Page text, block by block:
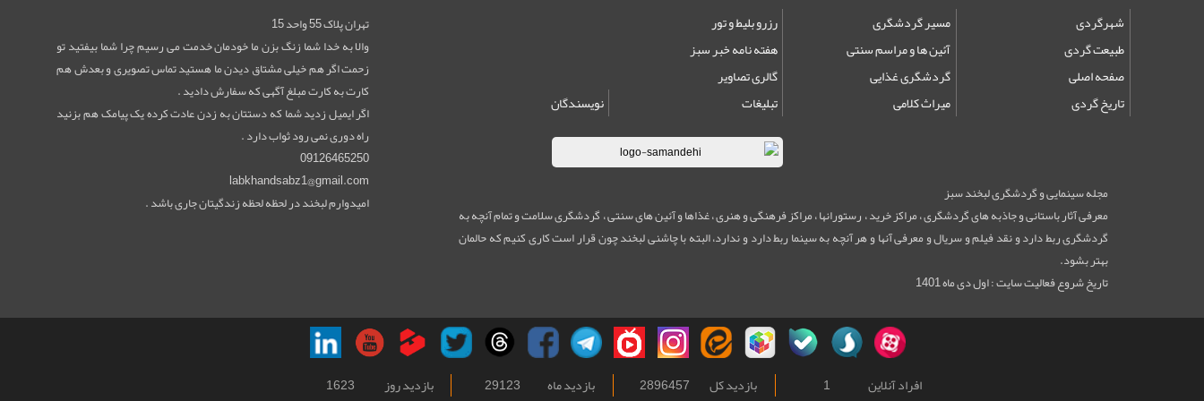
شهرگردی
طبیعت گردی
صفحه اصلی
تاریخ گردی
مسیر گردشگری
آئین ها و مراسم سنتی
گردشگری غذایی
میراث کلامی
رزرو بلیط و تور
هفته نامه خبر سبز
گالری تصاویر
تبلیغات
نویسندگان
مجله سینمایی و گردشگری لبخند سبز
معرفی آثار باستانی و جاذبه های گردشگری ، مراکز خرید ، رستورانها ، مراکز فرهنگی و هنری ، غذاها و آئین های سنتی ، گردشگری سلامت و تمام آنچه به
گردشگری ربط دارد و نقد فیلم و سریال و معرفی آنها و هر آنچه به سینما ربط دارد و ندارد، البته با چاشنی لبخند چون قرار است کاری کنیم که حالمان
بهتر بشود.
تاریخ شروع فعالیت سایت : اول دی ماه 1401
تهران پلاک 55 واحد 15
والا به خدا شما زنگ بزن ما خودمان خدمت می رسیم چرا شما بیفتید تو
زحمت اگر هم خیلی مشتاق دیدن ما هستید تماس تصویری و بعدش هم
کارت به کارت مبلغ آگهی که سفارش دادید .
اگر ایمیل زدید شما که دستتان به زدن عادت کرده یک پیامک هم بزنید
راه دوری نمی رود ثواب دارد .
09126465250
labkhandsabz1@gmail.com
امیدوارم لبخند در لحظه لحظه زندگیتان جاری باشد .
افراد آنلاین 1 بازدید کل 2896457 بازدید ماه 29123 بازدید روز 1623